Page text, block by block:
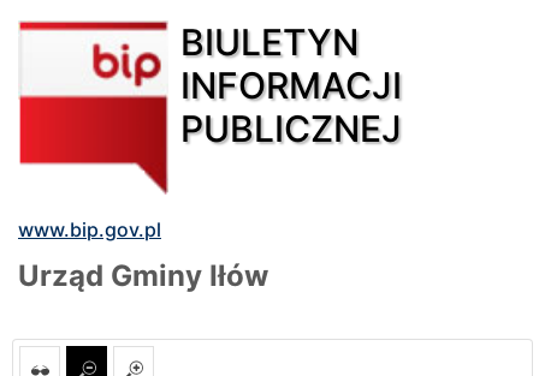
BIULETYN
INFORMACJI
PUBLICZNEJ
www.bip.gov.pl
Urząd Gminy Iłów